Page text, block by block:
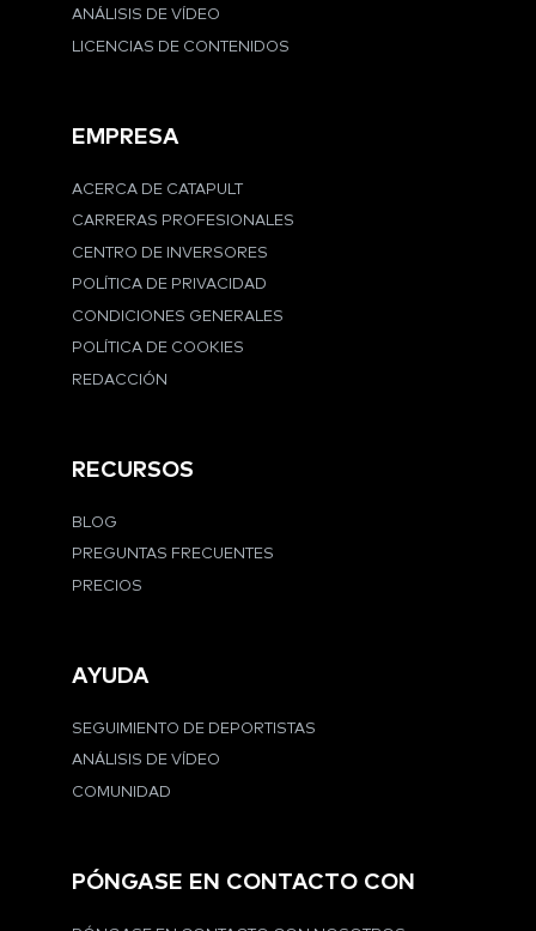
ANÁLISIS DE VÍDEO
LICENCIAS DE CONTENIDOS
EMPRESA
ACERCA DE CATAPULT
CARRERAS PROFESIONALES
CENTRO DE INVERSORES
POLÍTICA DE PRIVACIDAD
CONDICIONES GENERALES
POLÍTICA DE COOKIES
REDACCIÓN
RECURSOS
BLOG
PREGUNTAS FRECUENTES
PRECIOS
AYUDA
SEGUIMIENTO DE DEPORTISTAS
ANÁLISIS DE VÍDEO
COMUNIDAD
PÓNGASE EN CONTACTO CON